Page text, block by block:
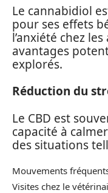
Le cannabidiol
pour ses effets
l’anxiété chez
avantages
explorés.
Réduction du
Le CBD est
capacité à
des situations
Mouvements
Visites chez le